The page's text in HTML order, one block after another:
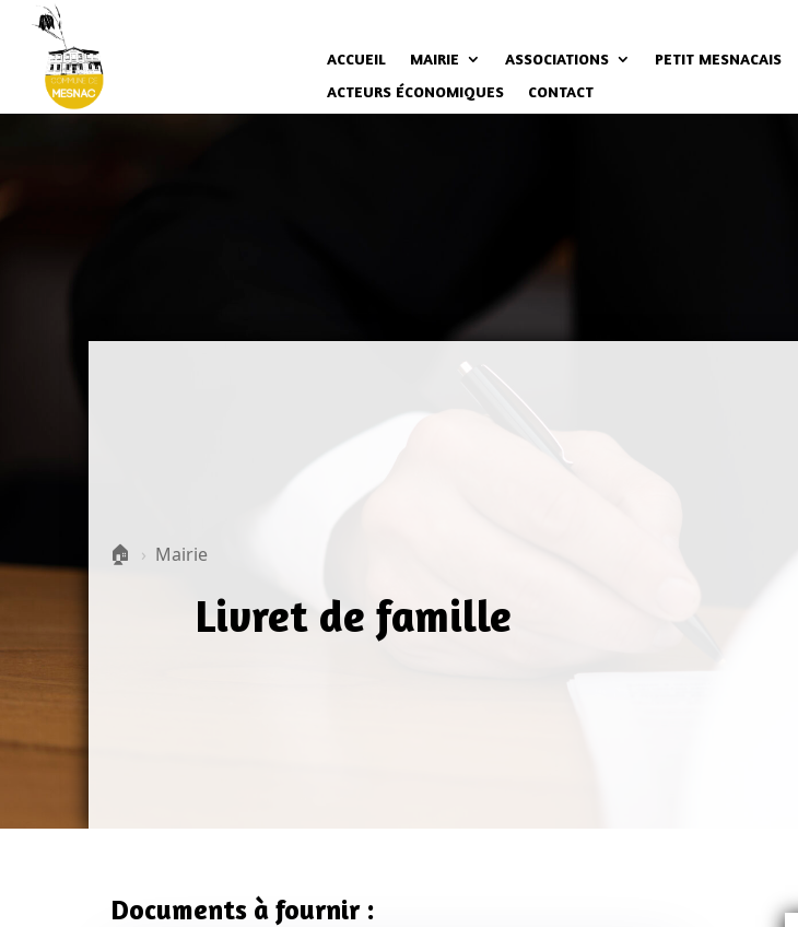
ACCUEIL MAIRIE ASSOCIATIONS PETIT MESNACAIS
ACTEURS ÉCONOMIQUES
CONTACT
🏠 › Mairie
Livret de famille
Documents à fournir :